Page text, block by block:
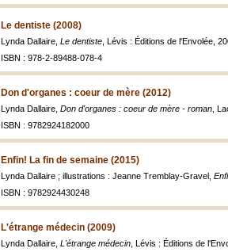
Le dentiste (2008)
Lynda Dallaire, Le dentiste , Lévis : Éditions de l'Envolée,
ISBN : 978-2-89488-078-4
Don d'organes : coeur de mère (2012)
Lynda Dallaire, Don d'organes : coeur de mère - roman ,
ISBN : 9782924182000
Enfin! La fin de semaine (2015)
Lynda Dallaire ; illustrations : Jeanne Tremblay-Gravel,
ISBN : 9782924430248
L'étrange médecin (2009)
Lynda Dallaire, L'étrange médecin , Lévis : Éditions de